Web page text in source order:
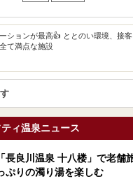
ションが最高👍 ととのい環境、接
て満点な施設
ィ温泉ニュース
「長良川温泉 十八楼」で老舗
ぷりの濁り湯を楽しむ